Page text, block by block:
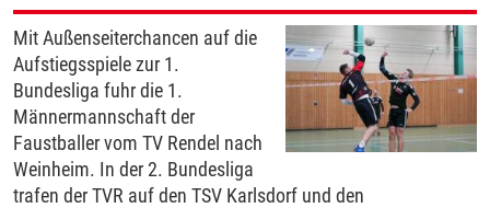
Mit Außenseiterchancen auf die
Aufstiegsspiele zur 1.
Bundesliga fuhr die 1.
Männermannschaft der
Faustballer vom TV Rendel nach
Weinheim. In der 2. Bundesliga
trafen der TVR auf den TSV Karlsdorf und den